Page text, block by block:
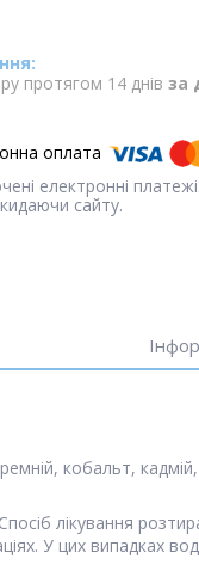
протягом 14 днів за
електронні
сайту.
кобальт,
лікування
У цих випадках